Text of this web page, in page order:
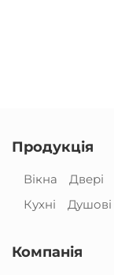
Продукція
Вікна Двері
Кухні
Душові
Компанія